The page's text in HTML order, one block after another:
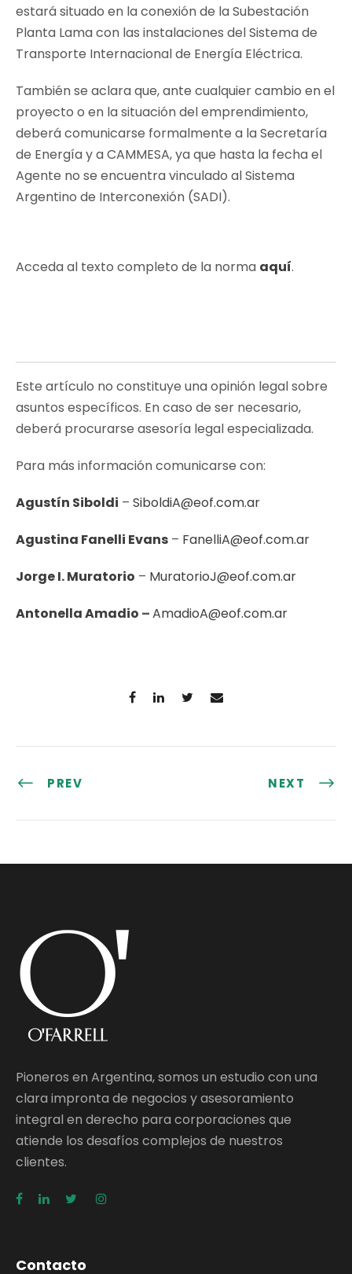
estará situado en la conexión de la Subestación
Planta Lama con las instalaciones del Sistema de
Transporte Internacional de Energía Eléctrica.
También se aclara que, ante cualquier cambio en el
proyecto o en la situación del emprendimiento,
deberá comunicarse formalmente a la Secretaría
de Energía y a CAMMESA, ya que hasta la fecha el
Agente no se encuentra vinculado al Sistema
Argentino de Interconexión (SADI).
Acceda al texto completo de la norma aquí.
Este artículo no constituye una opinión legal sobre
asuntos específicos. En caso de ser necesario,
deberá procurarse asesoría legal especializada.
Para más información comunicarse con:
Agustín Siboldi – SiboldiA@eof.com.ar
Agustina Fanelli Evans – FanelliA@eof.com.ar
Jorge I. Muratorio – MuratorioJ@eof.com.ar
Antonella Amadio –AmadioA@eof.com.ar
PREV NEXT
Pioneros en Argentina, somos un estudio con una
clara impronta de negocios y asesoramiento
integral en derecho para corporaciones que
atiende los desafíos complejos de nuestros
clientes.
Contacto